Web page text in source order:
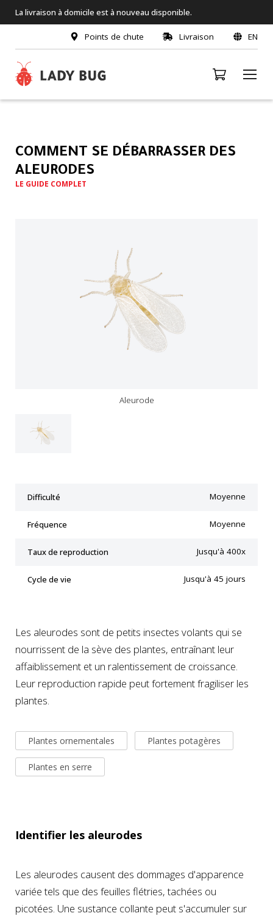
La livraison à domicile est à nouveau disponible.
Points de chute Livraison EN
COMMENT SE DÉBARRASSER DES
ALEURODES
LE GUIDE COMPLET
Aleurode
Difficulté Moyenne
Fréquence Moyenne
Taux de reproduction Jusqu'à 400x
Cycle de vie Jusqu'à 45 jours
Les aleurodes sont de petits insectes volants qui se
nourrissent de la sève des plantes, entraînant leur
affaiblissement et un ralentissement de croissance.
Leur reproduction rapide peut fortement fragiliser les
plantes.
Plantes ornementales Plantes potagères
Plantes en serre
Identifier les aleurodes
Les aleurodes causent des dommages d'apparence
variée tels que des feuilles flétries, tachées ou
picotées. Une sustance collante peut s'accumuler sur